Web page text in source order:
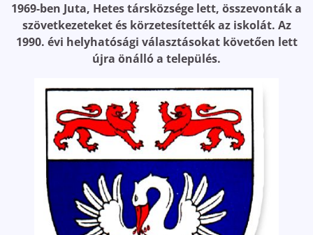
1969-ben Juta, Hetes társközsége lett, összevonták a
szövetkezeteket és körzetesítették az iskolát. Az
1990. évi helyhatósági választásokat követően lett
újra önálló a település.